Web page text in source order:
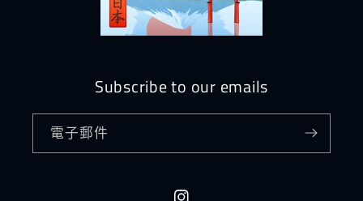
Subscribe to our emails
電子郵件